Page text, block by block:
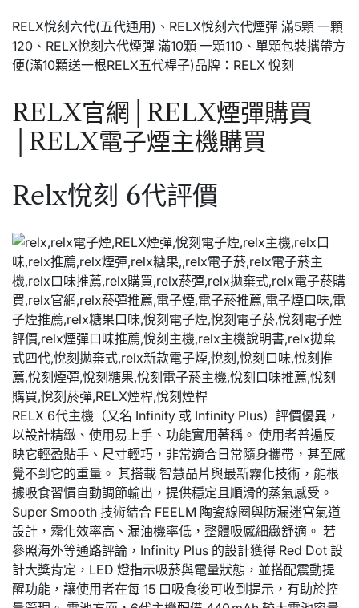
RELX悅刻六代(五代通用)、RELX悅刻六代煙彈 滿5顆 一顆
120、RELX悅刻六代煙彈 滿10顆 一顆110、單顆包裝攜帶方
便(滿10顆送一根RELX五代桿子)品牌：RELX 悅刻
RELX官網
RELX煙彈購買
RELX電子煙主機購買
Relx悅刻 6代評價
RELX 6代主機（又名 Infinity 或 Infinity Plus）評價優異，
以設計精緻、使用易上手、功能實用著稱。 使用者普遍反
映它輕盈貼手、尺寸輕巧，非常適合日常隨身攜帶，甚至感
覺不到它的重量。 其搭載 智慧晶片與最新霧化技術，能根
據吸食習慣自動調節輸出，提供穩定且順滑的蒸氣感受。
Super Smooth 技術結合 FEELM 陶瓷線圈與防漏迷宮氣道
設計，霧化效率高、漏油機率低，整體吸感細緻舒適。 若
參照海外等通路評論，Infinity Plus 的設計獲得 Red Dot 設
計大獎肯定，LED 燈指示吸菸與電量狀態，並搭配震動提
醒功能，讓使用者在每 15 口吸食後可收到提示，有助於控